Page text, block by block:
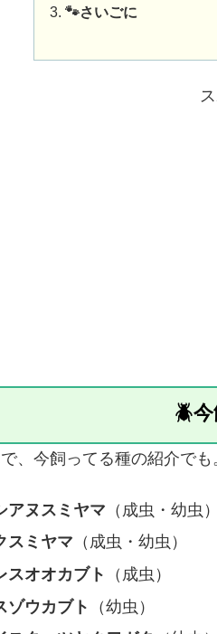
🐾さいごに
🪲
、今飼ってる種の紹介でも
アヌスミヤマ （成虫・幼虫）
スミヤマ （成虫・幼虫）
スオオカブト
（成虫）
ゾウカブト
（幼虫）